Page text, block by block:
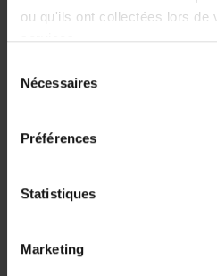
ou qu'ils ont collectées lors de
services.
Nécessaires
Préférences
Statistiques
Marketing
400 €
Faites nous
envies